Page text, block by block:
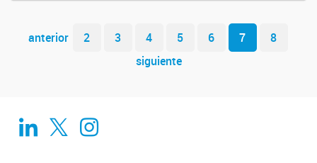
Navegador de artículos
anterior 2 3 4 5 6 7
8
siguiente
Linkedin
TwitterInstagram